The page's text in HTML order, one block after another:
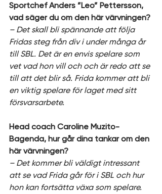
Sportchef Anders ”Leo” Pettersson,
vad säger du om den här värvningen?
– Det skall bli spännande att följa
Fridas steg från div i under många år
till SBL. Det är en envis spelare som
vet vad hon vill och och är redo att se
till att det blir så. Frida kommer att bli
en viktig spelare för laget med sitt
försvarsarbete.
Head coach Caroline Muzito-
Bagenda, hur går dina tankar om den
här värvningen?
– Det kommer bli väldigt intressant
att se vad Frida går för i SBL och hur
hon kan fortsätta växa som spelare.